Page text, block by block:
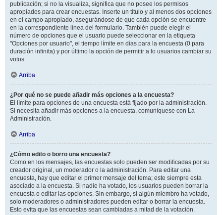
publicación; si no la visualiza, significa que no posee los permisos
apropiados para crear encuestas. Inserte un título y al menos dos opciones
en el campo apropiado, asegurándose de que cada opción se encuentre
en la correspondiente línea del formulario. También puede elegir el
número de opciones que el usuario puede seleccionar en la etiqueta
"Opciones por usuario", el tiempo límite en días para la encuesta (0 para
duración infinita) y por último la opción de permitir a lo usuarios cambiar su
votos.
Arriba
¿Por qué no se puede añadir más opciones a la encuesta?
El límite para opciones de una encuesta está fijado por la administración.
Si necesita añadir más opciones a la encuesta, comuníquese con La
Administración.
Arriba
¿Cómo edito o borro una encuesta?
Como en los mensajes, las encuestas solo pueden ser modificadas por su
creador original, un moderador o la administración. Para editar una
encuesta, hay que editar el primer mensaje del tema; este siempre esta
asociado a la encuesta. Si nadie ha votado, los usuarios pueden borrar la
encuesta o editar las opciones. Sin embargo, si algún miembro ha votado,
solo moderadores o administradores pueden editar o borrar la encuesta.
Esto evita que las encuestas sean cambiadas a mitad de la votación.